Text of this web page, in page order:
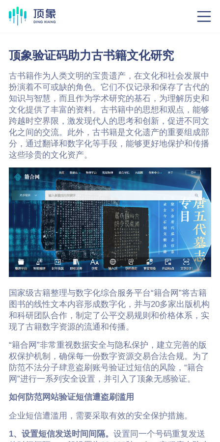
顶象验证码助力古书籍文化研究
古书籍作为人类文明的宝贵遗产，在文化和社会发展中
扮演着不可或缺的角色。它们不仅记录和保存了古代的
知识与智慧，而且作为学术研究的基石，为理解历史和
文化提供了丰富的资料。古书籍中的思想和观点，能够
跨越时空界限，激发现代人的思考和创新，促进不同文
化之间的交流。此外，古书籍是文化遗产的重要组成部
分，通过翻译和数字化等手段，能够更好地保护和传播
这些珍贵的文化资产。
国家级古籍整理与数字化综合服务平台“籍合网”将古籍
图书的线性文本内容形成数字化，并与20多家出版机构
和科研团队合作，制定了公平交易规则和价格体系，实
现了古籍数字资源的流通和传播。
“籍合网”非常重视数据安全与隐私保护，建立完善的版
权保护机制，确保每一份数字资源交易合法合规。为了
防范不法分子肆意盗刷账号验证过短信的风险，“籍合
网”进行一系列安全设置，并引入了顶象无感验证。
如何防范网站验证短信遭盗刷滥用
企业短信遭滥用，需要采取有效的安全保护措施。
1、设置短信发送时间间隔。 设置同一个号码重复发送